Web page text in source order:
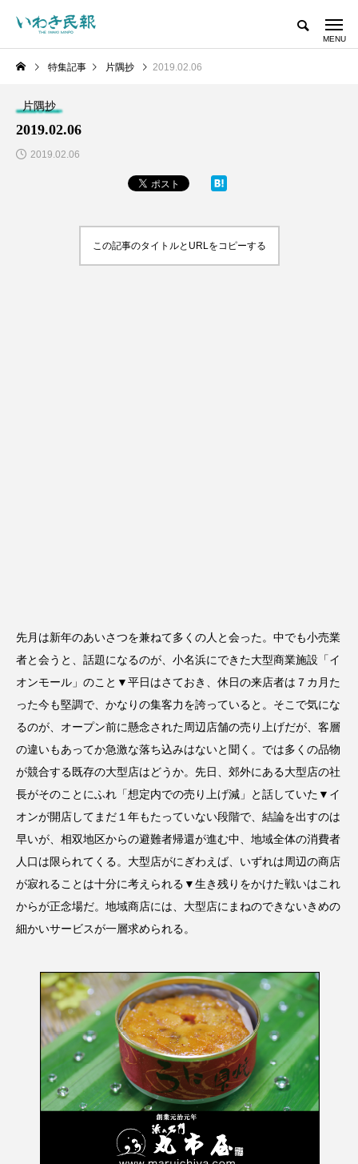
特集記事 片隅抄 2019.02.06
片隅抄
2019.02.06
2019.02.06
この記事のタイトルとURLをコピーする
先月は新年のあいさつを兼ねて多くの人と会った。中でも小売業
者と会うと、話題になるのが、小名浜にできた大型商業施設「イ
オンモール」のこと▼平日はさておき、休日の来店者は７カ月た
った今も堅調で、かなりの集客力を誇っていると。そこで気にな
るのが、オープン前に懸念された周辺店舗の売り上げだが、客層
の違いもあってか急激な落ち込みはないと聞く。では多くの品物
が競合する既存の大型店はどうか。先日、郊外にある大型店の社
長がそのことにふれ「想定内での売り上げ減」と話していた▼イ
オンが開店してまだ１年もたっていない段階で、結論を出すのは
早いが、相双地区からの避難者帰還が進む中、地域全体の消費者
人口は限られてくる。大型店がにぎわえば、いずれは周辺の商店
が寂れることは十分に考えられる▼生き残りをかけた戦いはこれ
からが正念場だ。地域商店には、大型店にまねのできないきめの
細かいサービスが一層求められる。